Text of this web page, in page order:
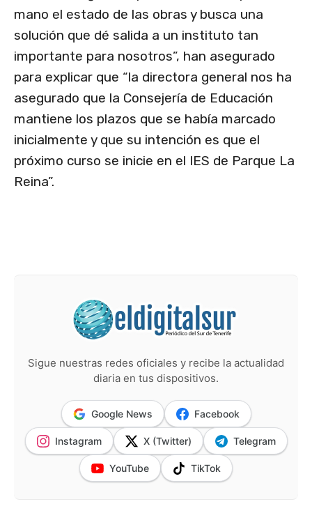
mano el estado de las obras y busca una
solución que dé salida a un instituto tan
importante para nosotros”, han asegurado
para explicar que “la directora general nos ha
asegurado que la Consejería de Educación
mantiene los plazos que se había marcado
inicialmente y que su intención es que el
próximo curso se inicie en el IES de Parque La
Reina”.
Sigue nuestras redes oficiales y recibe la actualidad
diaria en tus dispositivos.
Google News Facebook
Instagram X (Twitter) Telegram
YouTube TikTok